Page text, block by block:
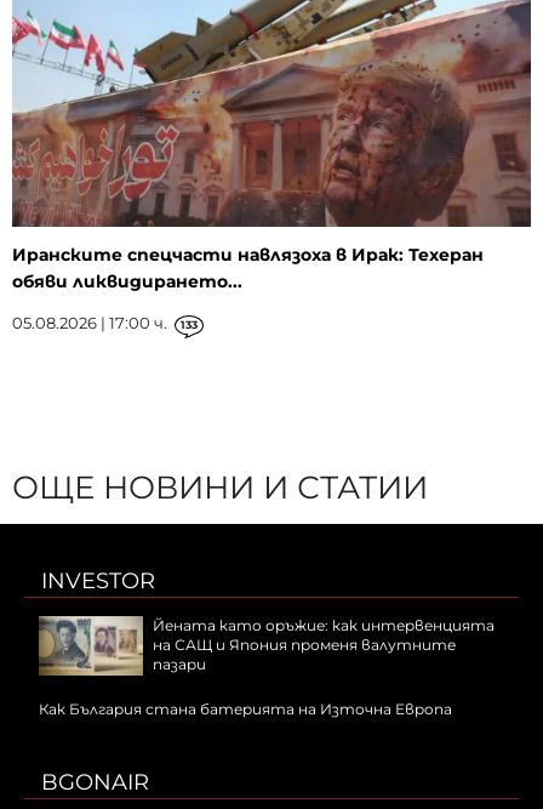
Иранските спецчасти навлязоха в Ирак: Техеран
обяви ликвидирането...
05.08.2026 | 17:00 ч. 133
ОЩЕ НОВИНИ И СТАТИИ
INVESTOR
Йената като оръжие: как интервенцията
на САЩ и Япония променя валутните
пазари
Как България стана батерията на Източна Европа
BGONAIR